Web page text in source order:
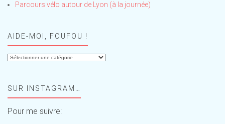
Parcours vélo autour de Lyon (à la journée)
AIDE-MOI, FOUFOU !
Aide-
!SUR INSTAGRAM…
Pour me suivre: